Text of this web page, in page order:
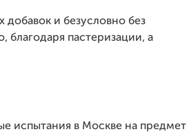
добавок и безусловно без
благодаря пастеризации, а
испытания в Москве на предмет